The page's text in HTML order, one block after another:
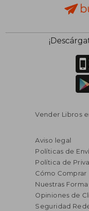
Vender Libros
Aviso legal
Políticas de
Política de
Cómo Comprar
Nuestras
Opiniones de
Seguridad